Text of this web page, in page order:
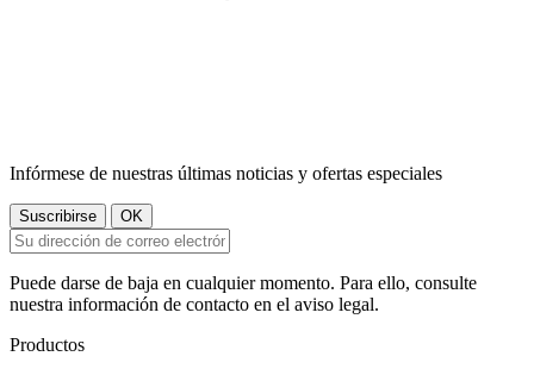
Infórmese de nuestras últimas noticias y ofertas especiales
Puede darse de baja en cualquier momento. Para ello, consulte
nuestra información de contacto en el aviso legal.
Productos